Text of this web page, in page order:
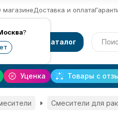
?
магазинеДоставка и оплата
Каталог
Уценка Товары с
Смесители для